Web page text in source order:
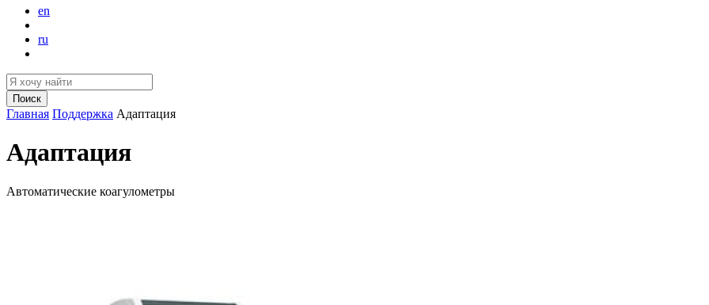
en
ru
Поиск
Главная Поддержка Адаптация
Адаптация
Автоматические коагулометры